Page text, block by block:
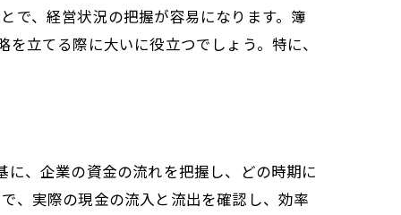
で、経営状況の把握が容易になります。簿
立てる際に大いに役立つでしょう。特に、
、企業の資金の流れを把握し、どの時期に
、実際の現金の流入と流出を確認し、効率